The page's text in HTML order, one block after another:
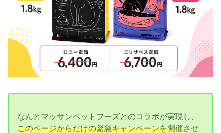
なんとマッサンペットフーズとのコラボが実現し、
このページからだけの緊急キャンペーンを開催させ